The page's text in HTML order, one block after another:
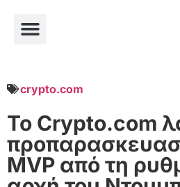
crypto.com
Το Crypto.com
MVP από τη